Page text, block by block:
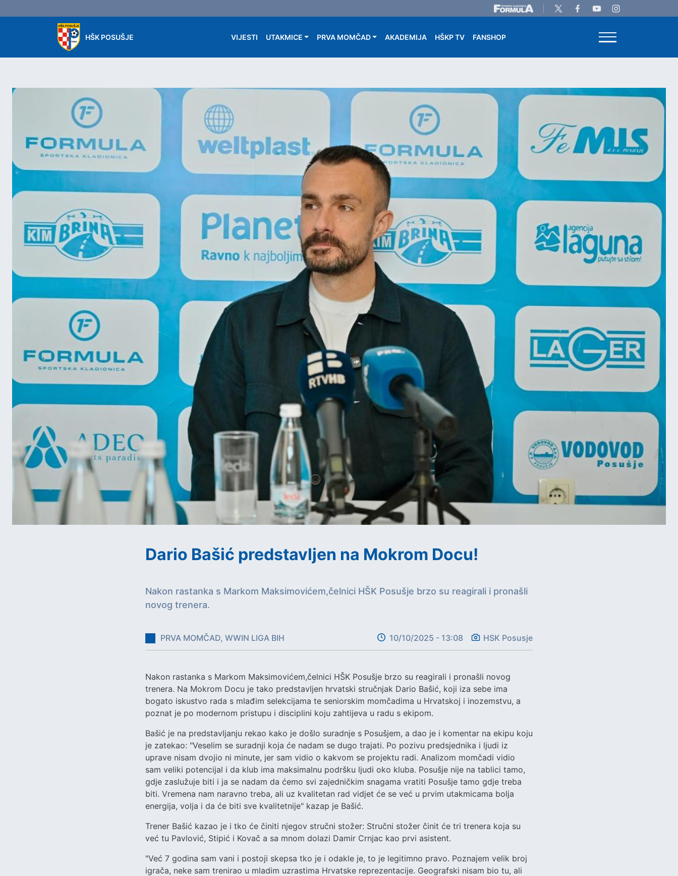
HŠK POSUŠJE Main navigation
VIJESTI UTAKMICE PRVA MOMČAD AKADEMIJA HŠKP TV FANSHOP
Dario Bašić predstavljen na Mokrom Docu!
Nakon rastanka s Markom Maksimovićem,čelnici HŠK Posušje brzo su reagirali i pronašli
novog trenera.
PRVA MOMČAD, WWIN LIGA BIH 10/10/2025 - 13:08 HSK Posusje
Nakon rastanka s Markom Maksimovićem,čelnici HŠK Posušje brzo su reagirali i pronašli novog
trenera. Na Mokrom Docu je tako predstavljen hrvatski stručnjak Dario Bašić, koji iza sebe ima
bogato iskustvo rada s mlađim selekcijama te seniorskim momčadima u Hrvatskoj i inozemstvu, a
poznat je po modernom pristupu i disciplini koju zahtijeva u radu s ekipom.
Bašić je na predstavljanju rekao kako je došlo suradnje s Posušjem, a dao je i komentar na ekipu koju
je zatekao: "Veselim se suradnji koja će nadam se dugo trajati. Po pozivu predsjednika i ljudi iz
uprave nisam dvojio ni minute, jer sam vidio o kakvom se projektu radi. Analizom momčadi vidio
sam veliki potencijal i da klub ima maksimalnu podršku ljudi oko kluba. Posušje nije na tablici tamo,
gdje zaslužuje biti i ja se nadam da ćemo svi zajedničkim snagama vratiti Posušje tamo gdje treba
biti. Vremena nam naravno treba, ali uz kvalitetan rad vidjet će se već u prvim utakmicama bolja
energija, volja i da će biti sve kvalitetnije" kazap je Bašić.
Trener Bašić kazao je i tko će činiti njegov stručni stožer: Stručni stožer činit će tri trenera koja su
već tu Pavlović, Stipić i Kovač a sa mnom dolazi Damir Crnjac kao prvi asistent.
"Već 7 godina sam vani i postoji skepsa tko je i odakle je, to je legitimno pravo. Poznajem velik broj
igrača, neke sam trenirao u mladim uzrastima Hrvatske reprezentacije. Geografski nisam bio tu, ali